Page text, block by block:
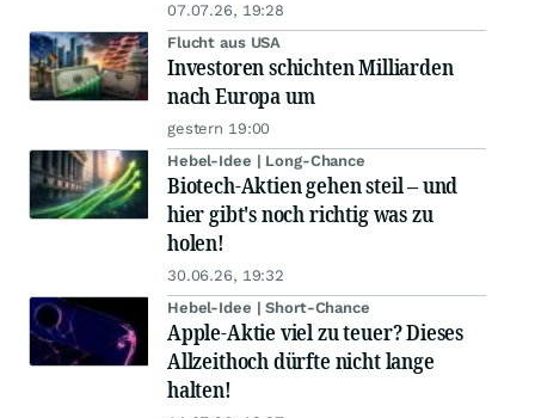
07.07.26, 19:28
Flucht aus USA
Investoren schichten Milliarden
nach Europa um
gestern 19:00
Hebel-Idee | Long-Chance
Biotech-Aktien gehen steil – und
hier gibt's noch richtig was zu
holen!
30.06.26, 19:32
Hebel-Idee | Short-Chance
Apple-Aktie viel zu teuer? Dieses
Allzeithoch dürfte nicht lange
halten!